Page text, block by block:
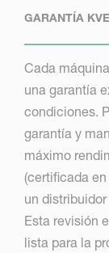
GARANTÍA
Cada
una garantía
condiciones.
garantía y
máximo
(certificada
un
Esta revisión
lista para la